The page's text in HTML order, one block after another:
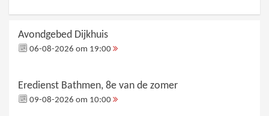
Avondgebed Dijkhuis
06-08-2026 om 19:00
Eredienst Bathmen, 8e van de zomer
09-08-2026 om 10:00